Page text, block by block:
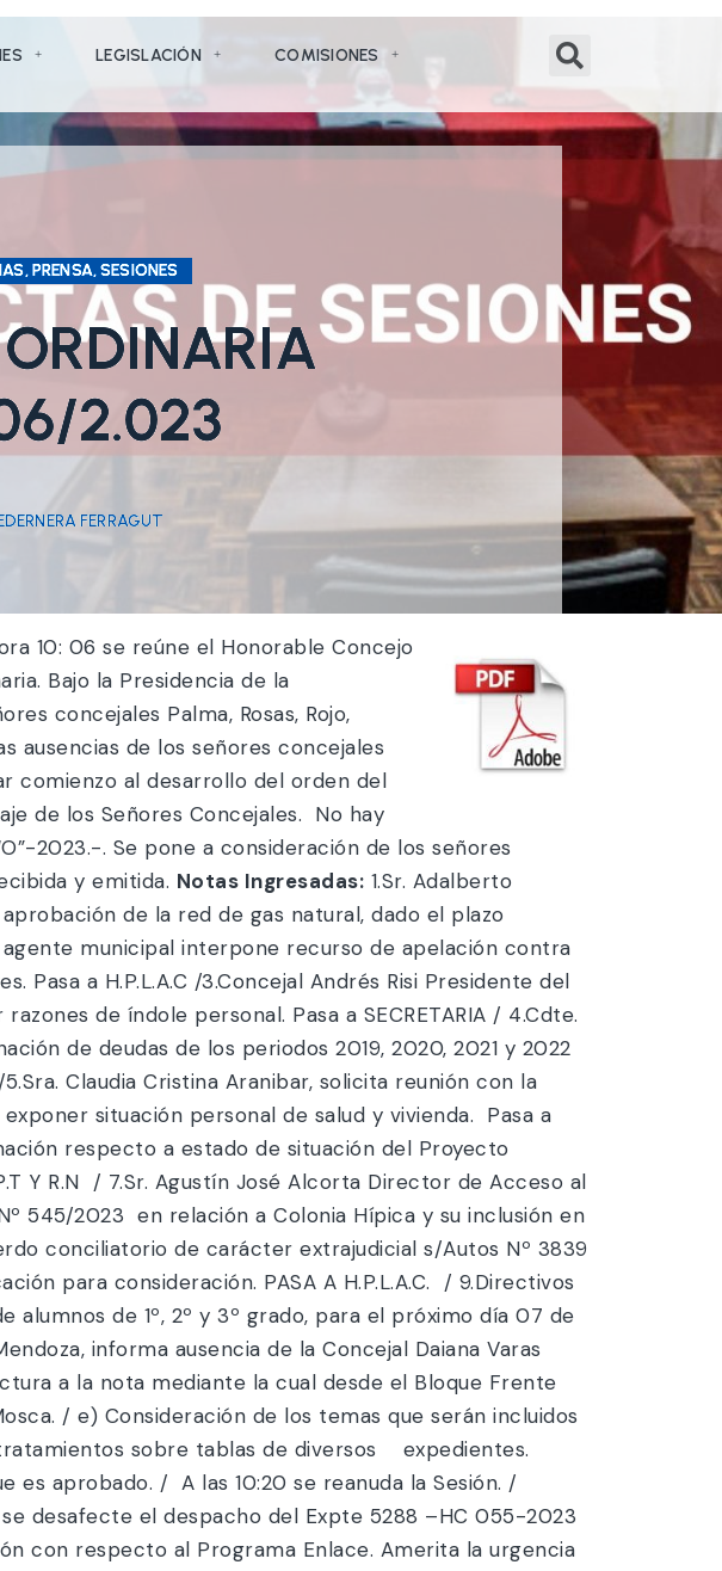
LEGISLACIÓN COMISIONES
PRENSA, SESIONES
2.023
FERRAGUT
10: 06 se reúne el Honorable Concejo
Bajo la Presidencia de la
concejales Palma, Rosas, Rojo,
ausencias de los señores concejales
comienzo al desarrollo del orden del
de los Señores Concejales. No hay
2023.-. Se pone a consideración de los señores
y emitida. Notas Ingresadas: 1.Sr. Adalberto Hidalgo en representación de Vecinos de Colonia Pehuenche II, solicitan la aprobación de la red de gas natural, dado el plazo otorgado por ECOGAS. Pasa a O.P.T Y R.N / 2.Sr. Ramón Alberto Chaparro, agente municipal interpone recurso de apelación contra Decreto Municipal Nº 1.296/2.023 Suspensión preventiva sin goce de haberes. Pasa a H.P.L.A.C /3.Concejal Andrés Risi Presidente del Honorable Concejo Deliberante informa ausencia del 26 al 30 de Junio, por razones de índole personal. Pasa a SECRETARIA / 4.Cdte. Pcpal. Marcelo Daniel Soler Jefe de Escuadrón 29 Malargüe, solicita condonación de deudas de los periodos 2019, 2020, 2021 y 2022 de los inmuebles de Gendarmería Nacional según detalle. Pasa a H.P.L.A.C. /5.Sra. Claudia Cristina Aranibar, solicita reunión con la Comisión de Educación, Higiene, Moralidad, Acción Social y Cultura, a fin de exponer situación personal de salud y vivienda. Pasa a E.H.M.A.S Y C /6.Sra. Luciana Villegas, Directora de Ambiente, solicita información respecto a estado de situación del Proyecto Programa de separación y recolección diferenciada de residuos. Pasa a O.P.T Y R.N / 7.Sr. Agustín José Alcorta Director de Acceso al suelo Urbano del Mtrio. De Desarrollo Social, eleva respuesta a Resolución Nº 545/2023 en relación a Colonia Hípica y su inclusión en barrios populares. Pasa a H.P.L.A.C. / 8.Departamento Ejecutivo, eleva acuerdo conciliatorio de carácter extrajudicial s/Autos Nº 3839 caratulados Municipalidad de Malargüe c/Andrada Marcelo José p/Reivindicación para consideración. PASA A H.P.L.A.C. / 9.Directivos de Escuela Nº 8-443 Prof. Héctor Alfredo Cubo, solicita se autorice visita de alumnos de 1º, 2º y 3º grado, para el próximo día 07 de Julio. / 10.Sra. Viviana Castro Secretaria Política de Bloque Frente Cambia Mendoza, informa ausencia de la Concejal Daiana Varas Castro por razones de salud./ Pasa a SECRETARIA . Seguidamente se da lectura a la nota mediante la cual desde el Bloque Frente Cambia Mendoza informan las razones de ausencia de la concejal Viviana Mosca. / e) Consideración de los temas que serán incluidos en el punto Asuntos Varios y puesta a consideración de mociones de tratamientos sobre tablas de diversos expedientes. Cuando es la hora 10:10 el concejal Hidalgo solicita un cuarto intermedio que es aprobado. / A las 10:20 se reanuda la Sesión. / Solicita la palabra el concejal HIDALGO quien expresa , para solicitar que se desafecte el despacho del Expte 5288 –HC 055-2023 Correspondiente a la Comisión investigadora , a la Comisión de Investigación con respecto al Programa Enlace. Amerita la urgencia el tema de que debemos como siempre decimos, llevar tranquilidad y transparencia a todos los vecinos , entendemos que si sigue pasando el tiempo y no damos curso a este tema a la justicia , puede llegar a haber adulteración o algún tipo de maltrato con los expedientes y la documentación en sí. / Se pone a consideración la moción y es aprobada. // Luego en uso de la palabra el concejal PARADA quien solicita también la desafectación y su posterior tratamiento sobre tablas sobre el Expte. N° 5.298-HC-055-2023 Proyecto de Resolución: Declarar de Interés Departamental la conferencia sobre El Ataque del Porta Aviones Inglés “HMS INVENCIBLE” .Bueno la urgencia es porque nos llegó a los bloques , notas de invitación a esta conferencia que tiene que ver con los héroes de Malvinas con los testimonios vivos que gracias a Dios aún quedan de la guerra en el Atlántico Sur, y que se va a realizar el próximo miércoles , entonces para llegar con una correspondiente declaración de acuerdo a los tiempos pido el tratamiento sobre tablas en el día de hoy. / Se pone a consideración la moción del concejal Parada y es aprobada.// f) Proyectos de los Señores Concejales: 1.Expte.N°5.294-HC 056-2.023 Proyecto de Ordenanza: Normativa de protección regulación y puntos de control a conductores de vehículos 4 x 4 motociclistas tipo enduro o todo terreno y actividades de turismo aventura (off road) (BLOQUE FRENTE DE TODOS) Autores: Concejales Rodrigo Hidalgo y Andrés Risi / En uso de la palabra el concejal HIDALGO manifiesta , para pedir que solo se lea el articulado este es un proyecto que nace de algunas reuniones que hemos venido realizando con la gente de turismo y con personas de la zona rural, por otro tema puntual también el tema de cabalgatas donde en esas reuniones surge la problemática que están teniendo también con respecto a los vehículos 4 x 4 y el turismo que se realiza, en ese aspecto, viene a tratar de reglamentar y ordenar un poco toda esta actividad , proteger el medioambiente, por supuesto, así que bueno, que se lea el articulado y que pase a la comisión de Obras Públicas. / Por Secretaría se da lectura al articulado.. El concejal PALMA mociona que pase a la comisión de Hacienda en virtud que tiene que escuchando atentamente en los distintos hitos vamos a tener que construir puntos de control y eso afectará partidas presupuestarias por ende que pase a las dos comisiones. Pasa a O.P.T Y R.N y H.P.L.A.C. // 2.Expte.Nº5.295- HC 056-2.023 Proyecto de Ordenanza: Imponer el nombre María Mercedes Girelli a la cancha de Hockey de Césped Sintético en el predio del Polideportivo Municipal. (BLOQUE RECONSTRUYENDO MALARGÜE) Autora: Concejal Silvina Camiolo. Solicita la palabra la concejal ROJO y manifiesta que en función de que no está presente justamente la autora del proyecto, para también solicitar el acompañamiento del mismo con mi firma y hacer mención a esta destacable docente, que bueno, lamentablemente partió hace muy poquito tiempo, por una enfermedad que la tuvo que controlar durante varios años. En referencia a su persona , a Mercedes, en cuanto me parece un excelente proyecto, esto de que las canchas de Hockey del polideportivo lleven su nombre, ya que fue una de las docentes , profesora de Educación Física, que prácticamente en el año 2008, o 2009 , ella comienza con la actividad de hockey en el Departamento de Malargüe y es la que justamente impulsa el llevar a cabo , este deporte en niños, tanto niñas como niños, y también de ahí surgen los diferentes clubes que actualmente tenemos en el Departamento de Malargüe. Comienza con los equipos de mami hockey, de ahí se van sumando e incorporándose y viéndose las diferentes alternativas que se van dando en esta instancia deportiva, en los diferentes clubes del departamento y también ella quiso por diferentes proyectos que presentó a Dirección Gral de Escuelas por ejemplo de que también se enseñara y fuera como una práctica mas así como son las otras practicas deportivas como vóley, básquet, hándbol , atletismo, que también se incorporara a la curricula ya sea de escuelas primarias como secundarias, también el hockey como un deporte más , una disciplina deportiva más en las instituciones educativas, no se pudo llevar a cabo no se concretó, pero fue lógicamente ella un semillero de varios jóvenes, en particular de mujeres, que tuvieron la posibilidad de llevar a cabo esta actividad y que bueno justamente han sido reconocidas, en los distintos ámbitos a nivel provincial y nacional, y bueno creo que justamente merece un justo reconocimiento en que las canchas de hockey de nuestro poli, lleven el nombre de Mercedes. Así que acompañar este proyecto con mi firma , considero que debe enviarse a la comisión de Hacienda. Se da lectura a la parte resolutiva del proyecto, por Secretaría. // Seguidamente la concejal ROJO solicita una moción de reconsideración que es aprobada. Es para mocionar que el proyecto pase a la comisión de E.H.M.A.S. Y C / / 3.Expte. N°5.296-HC 056-2.023 Proyecto de Resolución: Solicitar reparación, reemplazo e instalación de alumbrado público en diversas arterias de Colonia Pehuenche I y II y Colonia Emprendedores.(INTERBLOQUE FRENTE CAMBIA MENDOZA-CUIDEMOS MALARGÜE) Autores: Concejales Daiana Varas Castro y Silvia Correa. . La concejal CORREA expresa , simplemente no es necesario que se lea el articulado, porque este es un proyecto que viene a ampliar, algo que ya se había presentado dentro del Concejo, para ampliar el sector y el pedido de luminarias para los barrios de la zona sur del Departamento. / Solicito que pase a la comisión de Obras y no es necesaria la lectura. / El concejal PALMA solicita acompañar con su firma, ya que recuerdo que se han hecho algunos convenios con algunos otros departamentos donde recibimos luminarias que quedaba en desuso en otros departamentos y vinieron hasta Malargüe creo que es importante que podamos utilizar esto, para darle soluciones en primeras necesidades a los vecinos así que voy a acompañar con la firma, y solicitar que esa luminaria sea utilizada en ese sector. Pasa a O.P.T Y R.N / 4.Expte.N°5.297-HC 056-2.023 Proyecto de Ordenanza: Implementar el Programa Social de entrega de Módulos Alimentarios aptos para personas con Diabetes. (BLOQUE FRENTE CAMBIA MENDOZA) Autores. Concejales Viviana Mosca y Paola Rojo. . La concejal ROJO manifiesta, este proyecto básicamente trata de una necesidad que mantiene una parte de nuestra población, y en este caso por los datos que nosotros hemos relevado de la dirección de Acción Social de la Municipalidad de Malargüe, son alrededor de veinte y veinticinco personas, las que deberían digamos disponer de este tipo de módulos, son los conocidos habitualmente como los bolsones alimentarios, que existe el programa digamos del bolsón común de alimento en el que habitualmente las personas sanas pueden en este caso consumir, también está la ayuda para aquellos que tienen el tema de celiaquía, pero no ha sido contemplado dentro de estos programas para aquellas personas que sufren esta enfermedad, con el asesoramiento de una nutricionista justamente se incorporó cuales serían los alimentos que este bolsón debería poseer para lógicamente abordad las necesidades básicas, de una persona con diabetes. En la fundamentación está bastante explic